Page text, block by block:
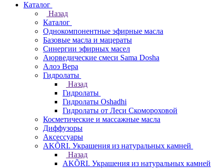
Каталог
Назад
Каталог
Однокомпонентные эфирные масла
Базовые масла и мацераты
Синергии эфирных масел
Аюрведические смеси Sama Dosha
Алоэ Вера
Гидролаты
Назад
Гидролаты
Гидролаты Oshadhi
Гидролаты от Леси Скомороховой
Косметические и массажные масла
Диффузоры
Аксессуары
AKÕRI. Украшения из натуральных камней
Назад
AKÕRI. Украшения из натуральных камней